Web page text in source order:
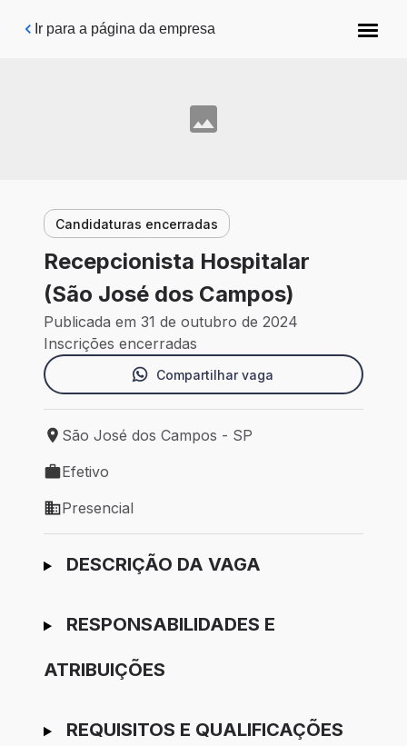
Pular para o conteúdo principal
Ir para a página da empresa
Candidaturas encerradas
Recepcionista Hospitalar
(São José dos Campos)
Publicada em 31 de outubro de 2024
Inscrições encerradas
Compartilhar vaga
Local de trabalho: São José dos Campos - SP
São José dos Campos - SP
Tipo de vaga: Efetivo
Efetivo
Modelo de trabalho: Presencial
Presencial
Ir para candidatura
DESCRIÇÃO DA VAGA
RESPONSABILIDADES E
ATRIBUIÇÕES
REQUISITOS E QUALIFICAÇÕES